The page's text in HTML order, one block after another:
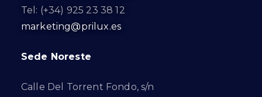
Tel: (+34) 925 23 38 12
marketing@prilux.es
Sede Noreste
Calle Del Torrent Fondo, s/n